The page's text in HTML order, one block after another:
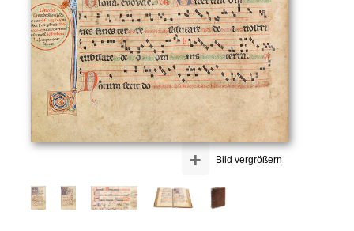
Bild vergrößern
+